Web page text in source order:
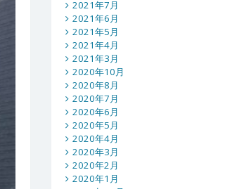
2021年7月
2021年6月
2021年5月
2021年4月
2021年3月
2020年10月
2020年8月
2020年7月
2020年6月
2020年5月
2020年4月
2020年3月
2020年2月
2020年1月